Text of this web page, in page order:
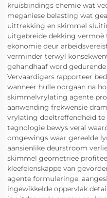
kruisbindings chemie wat
meganiese belasting wat
uittrekking en skimmel
uitgebreide dekking
ekonomie deur
verminder terwyl
gehandhaaf word
Vervaardigers rapporteer
wanneer hulle oorgaan na
skimmelvrylating agente
aanwending frekwensie
vrylating doeltreffendheid
tegnologie bewys veral
omgewings waar gereelde
aansienlike deurstroom
skimmel geometrieë
kleefeienskappe van
agente formuleringe,
ingewikkelde oppervlak